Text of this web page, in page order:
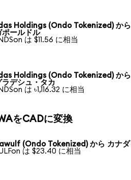
Holdings (Ondo Tokenized) か
ポールドル
は $11.56 に相当
Holdings (Ondo Tokenized) か
ラデシュ・タカ
は ৳1,116.32 に相当
をCADに変換
(Ondo Tokenized) から カナダ
は $23.40 に相当